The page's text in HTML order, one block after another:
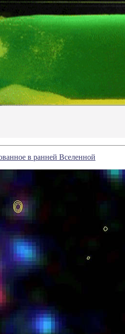
в ранней Вселенной